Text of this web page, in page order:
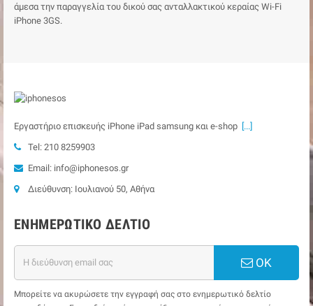
άμεσα την παραγγελία του δικού σας ανταλλακτικού κεραίας Wi-Fi
iPhone 3GS.
Εργαστήριο επισκευής iPhone iPad samsung και e-shop [...]
Tel: 210 8259903
Email: info@iphonesos.gr
Διεύθυνση: Ιουλιανού 50, Αθήνα
ΕΝΗΜΕΡΩΤΙΚΌ ΔΕΛΤΊΟ
ΟΚ
Μπορείτε να ακυρώσετε την εγγραφή σας στο ενημερωτικό δελτίο